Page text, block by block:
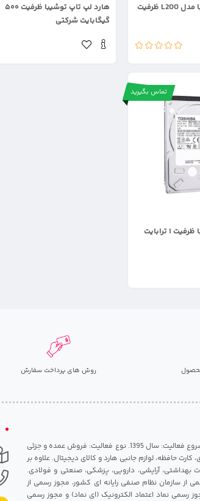
هارد لپ تاپ توشیبا مدل L200 ظرفیت
هارد لپ تاپ توشیبا ظرفیت ۵۰۰
گیگابایت شرکتی
تماس بگیرید
هارد لپ تاپ توشیبا ظرفیت ۱ ترابایت
روش های پرداخت سفارش
مرکز هارد گیلان {فروشگاه اینترنتی می هارد}؛ مرجع قیمت روزانه هارد. شروع فعالیت: سال 1395. نوع فعالیت: فروش عمده و جزئی
حافظه، لوازم جانبی هارد و کالای دیجیتال. علاوه بر
بهداشتی، آرایشی، دارویی، پزشکی، صنعتی و فولادی.
از سازمان نظام صنفی رایانه ای کشور، مجوز رسمی از
نماد اعتماد الکترونیک (ای نماد) و مجوز رسمی